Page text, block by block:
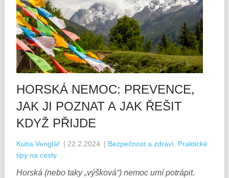
HORSKÁ NEMOC: PREVENCE,
JAK JI POZNAT A JAK ŘEŠIT
KDYŽ PŘIJDE
Kuba Venglář | 22.2.2024 | Bezpečnost a zdraví, Praktické
tipy na cesty
Horská (nebo taky „výšková“) nemoc umí potrápit.